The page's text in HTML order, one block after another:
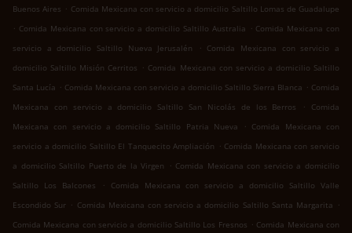
Buenos Aires . Comida Mexicana con servicio a domicilio Saltillo Lomas de Guadalupe
. Comida Mexicana con servicio a domicilio Saltillo Australia . Comida Mexicana con
servicio a domicilio Saltillo Nueva Jerusalén
. Comida Mexicana con servicio a
domicilio Saltillo Misión Cerritos . Comida Mexicana con servicio a domicilio Saltillo
Santa Lucía . Comida Mexicana con servicio a domicilio Saltillo Sierra Blanca . Comida
Mexicana con servicio a domicilio Saltillo San Nicolás de los Berros
.
Comida
Mexicana con servicio a domicilio Saltillo Patria Nueva
. Comida Mexicana con
servicio a domicilio Saltillo El Tanquecito Ampliación . Comida Mexicana con servicio
a domicilio Saltillo Puerto de la Virgen
. Comida Mexicana con servicio a domicilio
Saltillo Los Balcones
.
Comida Mexicana con servicio a domicilio Saltillo Valle
Escondido Sur . Comida Mexicana con servicio a domicilio Saltillo Santa Margarita .
Comida Mexicana con servicio a domicilio Saltillo Los Fresnos . Comida Mexicana con